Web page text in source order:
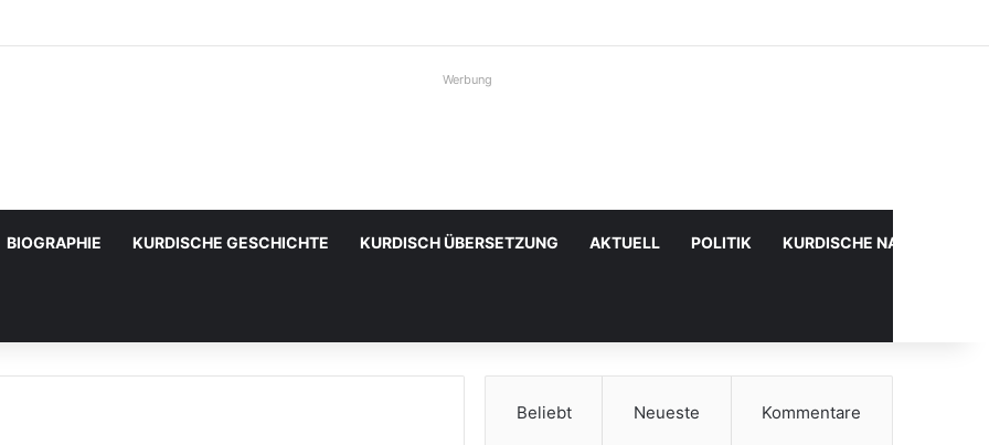
Werbung
BIOGRAPHIE KURDISCHE GESCHICHTE KURDISCH ÜBERSETZUNG AKTUELL POLITIK KURDISCHE
Beliebt Neueste Kommentare